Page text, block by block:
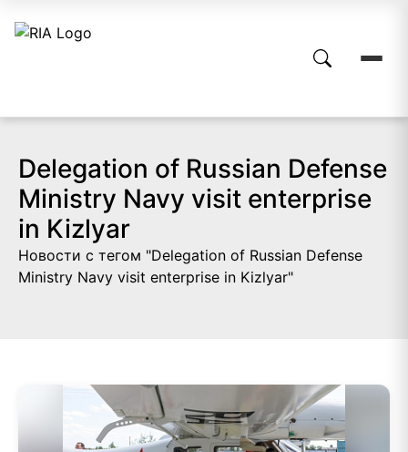
Delegation of Russian Defense
Ministry Navy visit enterprise
in Kizlyar
Новости с тегом "Delegation of Russian Defense
Ministry Navy visit enterprise in Kizlyar"